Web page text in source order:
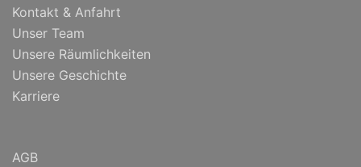
Kontakt & Anfahrt
Unser Team
Unsere Räumlichkeiten
Unsere Geschichte
Karriere
AGB